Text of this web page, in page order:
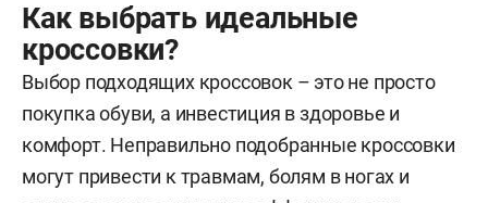
Как выбрать идеальные
кроссовки?
Выбор подходящих кроссовок – это не просто
покупка обуви, а инвестиция в здоровье и
комфорт. Неправильно подобранные кроссовки
могут привести к травмам, болям в ногах и